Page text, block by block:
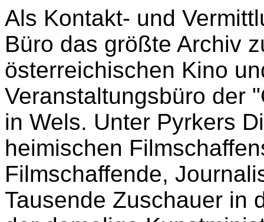
Als Kontakt- und
Büro das größte Archiv
österreichischen Kino
Veranstaltungsbüro der
in Wels. Unter Pyrkers
heimischen
Filmschaffende,
Tausende Zuschauer in